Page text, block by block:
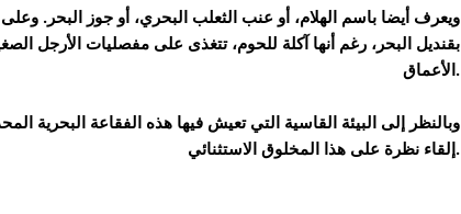
الأعماق.
وبالنظر إلى البيئة القاسية التي تعيش فيها هذه الفقاعة البحرية
إلقاء نظرة على هذا المخلوق الاستثنائي.